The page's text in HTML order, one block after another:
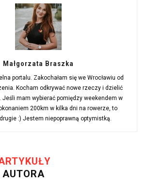
Małgorzata Braszka
portalu. Zakochałam się we Wrocławiu od
Kocham odkrywać nowe rzeczy i dzielić
Jeśli mam wybierać pomiędzy weekendem w
200km w kilka dni na rowerze, to
:) Jestem niepoprawną optymistką.
AUTORA